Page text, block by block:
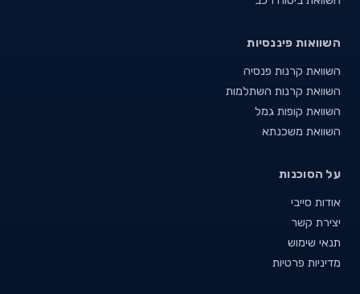
השוואות פיננסיות
השוואת קרנות פנסיה
השוואת קרנות השתלמות
השוואת קופות גמל
השוואת משכנתא
על הסוכנות
אודות סייבי
יצירת קשר
תנאי שימוש
מדיניות פרטיות